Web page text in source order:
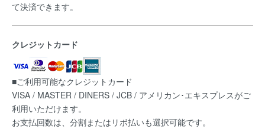
て決済できます。
クレジットカード
■ご利用可能なクレジットカード
VISA / MASTER / DINERS / JCB / アメリカン･エキスプレスがご
利用いただけます。
お支払回数は、分割またはリボ払いも選択可能です。